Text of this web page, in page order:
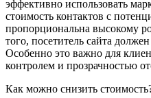
эффективно использовать
стоимость контактов с
пропорциональна высокому
того, посетитель сайта
Особенно это важно для
контролем и прозрачностью
Как можно снизить